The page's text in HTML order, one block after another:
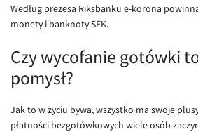
Według prezesa Riksbanku e-korona
monety i banknoty SEK.
Czy wycofanie gotówki
pomysł?
Jak to w życiu bywa, wszystko ma swoje
płatności bezgotówkowych wiele osób